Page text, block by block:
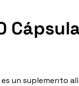
un suplemento